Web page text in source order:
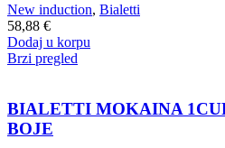
New induction, Bialetti
58,88 €
Dodaj u korpu
Brzi pregled
BIALETTI MOKAINA
BOJE